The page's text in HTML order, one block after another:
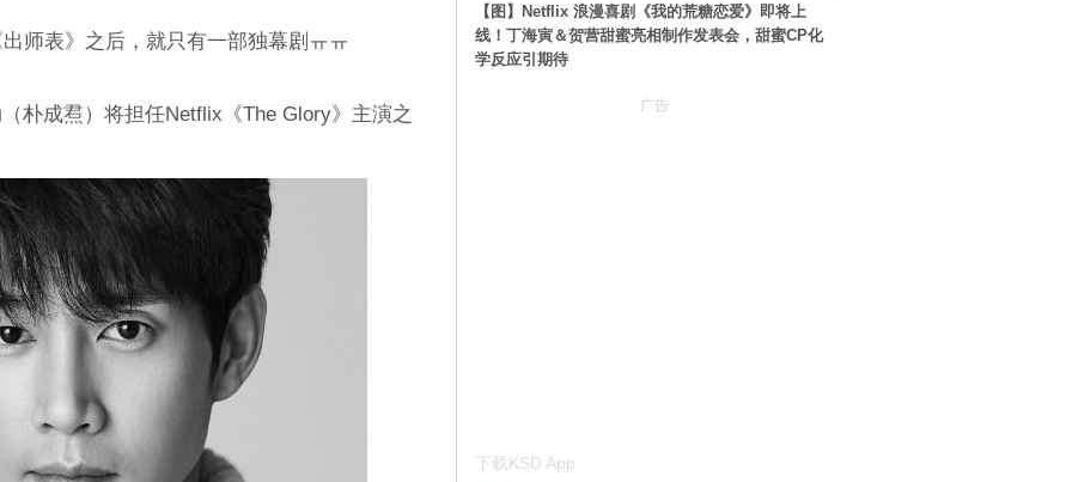
师表》之后，就只有一部独幕剧ㅠㅠ
朴成焄）将担任Netflix《The Glory》主演之
【图】Netflix 浪漫喜剧《我的荒糖恋爱》即将上
线！丁海寅＆贺营甜蜜亮相制作发表会，甜蜜CP化
学反应引期待
广告
下载KSD App